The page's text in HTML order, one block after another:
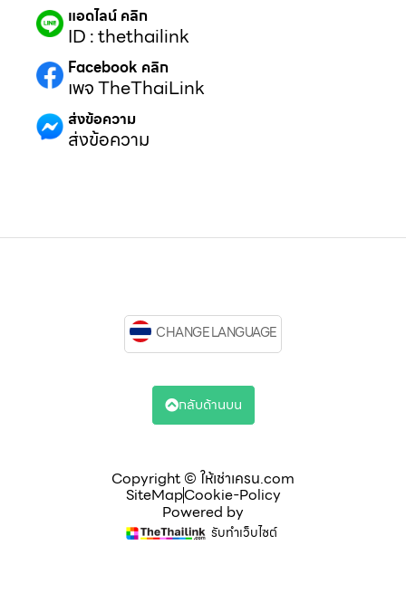
แอดไลน์ คลิก
ID : thethailink
Facebook คลิก
เพจ TheThaiLink
ส่งข้อความ
ส่งข้อความ
Copyright © ให้เช่าเครน.com
SiteMapCookie-Policy
Powered by
รับทำเว็บไซต์
CHANGE LANGUAGE
กลับด้านบน